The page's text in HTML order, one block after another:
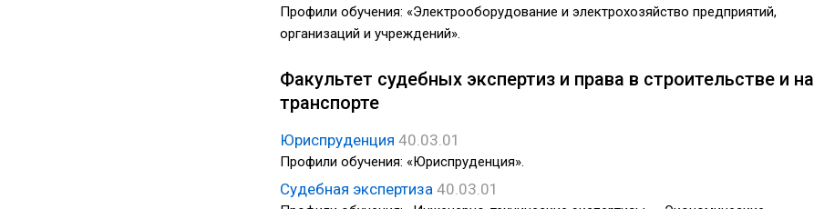
Профили обучения: «Электрооборудование и электрохозяйство предприятий,
организаций и учреждений».
Факультет судебных экспертиз и права в строительстве и на
транспорте
Юриспруденция 40.03.01
Профили обучения: «Юриспруденция».
Судебная экспертиза 40.03.01